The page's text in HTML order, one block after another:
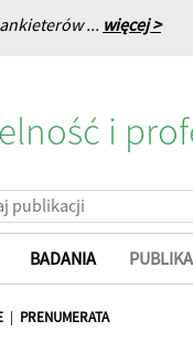
... więcej >
i
BADANIA
| PRENUMERATA